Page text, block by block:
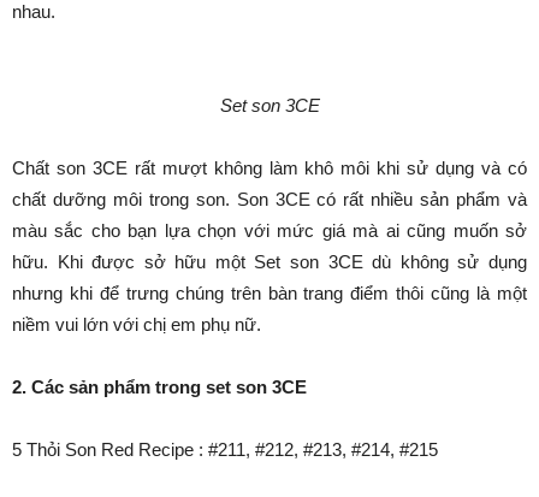
nhau.
Set son 3CE
Chất son 3CE rất mượt không làm khô môi khi sử dụng và có
chất dưỡng môi trong son. Son 3CE có rất nhiều sản phẩm và
màu sắc cho bạn lựa chọn với mức giá mà ai cũng muốn sở
hữu. Khi được sở hữu một Set son 3CE dù không sử dụng
nhưng khi để trưng chúng trên bàn trang điểm thôi cũng là một
niềm vui lớn với chị em phụ nữ.
2. Các sản phẩm trong set son 3CE
5 Thỏi Son Red Recipe : #211, #212, #213, #214, #215